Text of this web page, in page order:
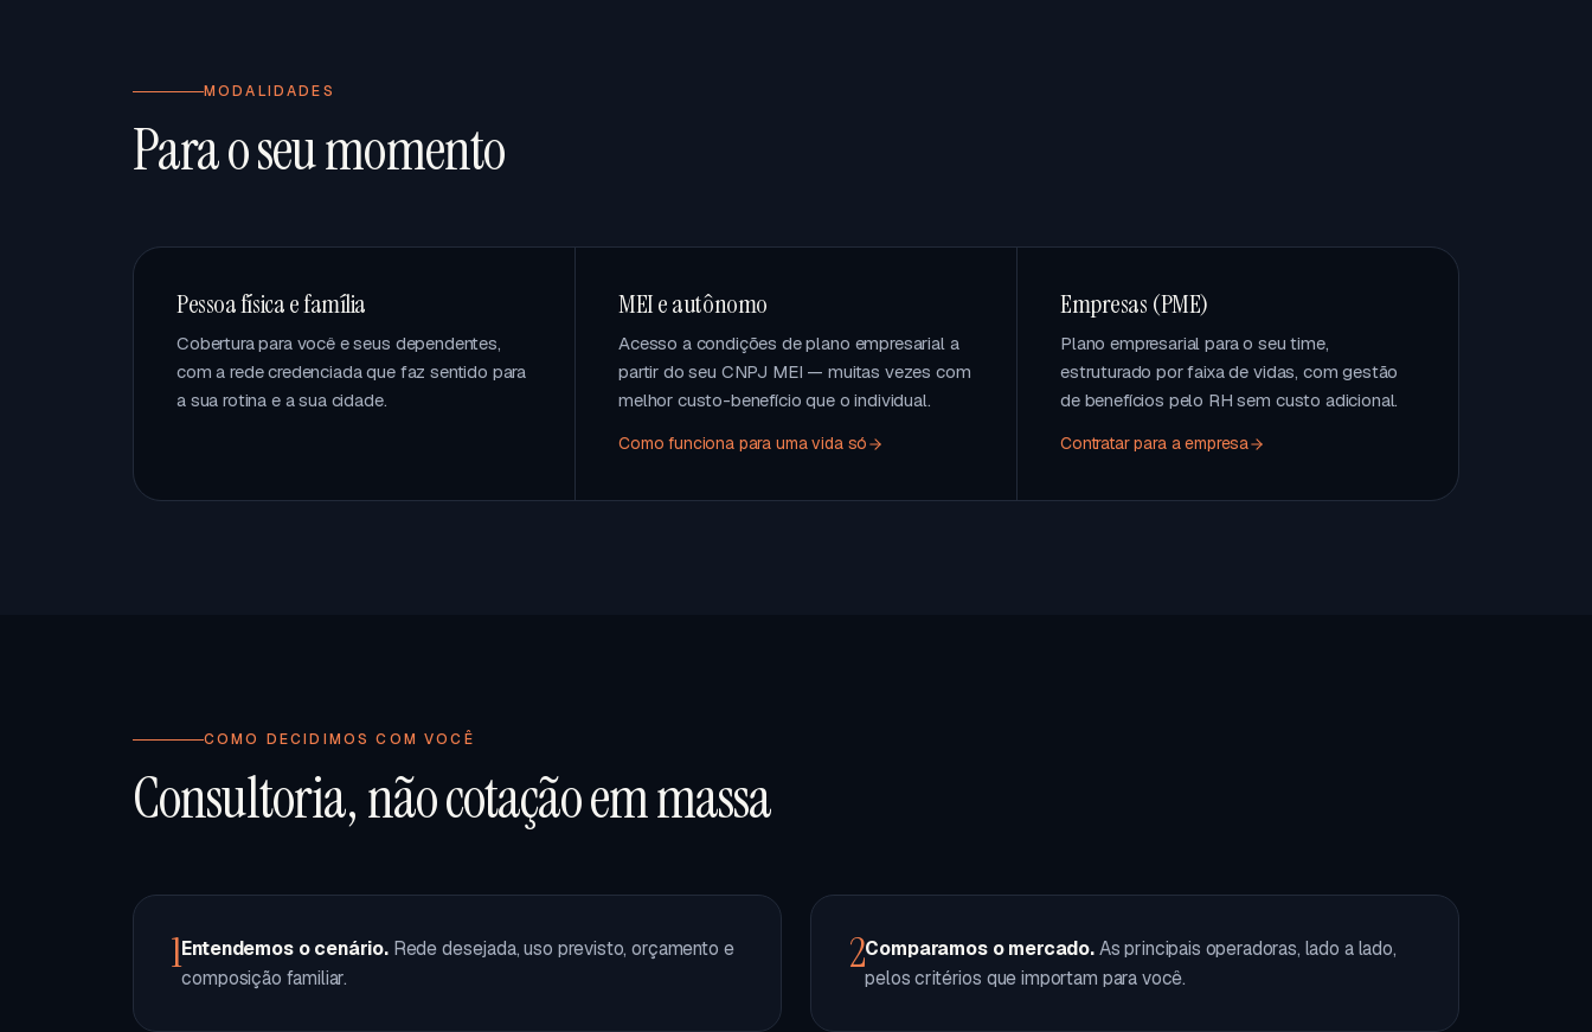
MODALIDADES
Para o seu momento
Pessoa física e família
Cobertura para você e seus dependentes,
com a rede credenciada que faz sentido para
a sua rotina e a sua cidade.
MEI e autônomo
Acesso a condições de plano empresarial a
partir do seu CNPJ MEI — muitas vezes com
melhor custo-benefício que o individual.
Como funciona para uma vida só
Empresas (PME)
Plano empresarial para o seu time,
estruturado por faixa de vidas, com gestão
de benefícios pelo RH sem custo adicional.
Contratar para a empresa
COMO DECIDIMOS COM VOCÊ
Consultoria, não cotação em massa
1Entendemos o cenário. Rede desejada, uso previsto, orçamento e
composição familiar.
2Comparamos o mercado.As principais operadoras, lado a lado,
pelos critérios que importam para você.